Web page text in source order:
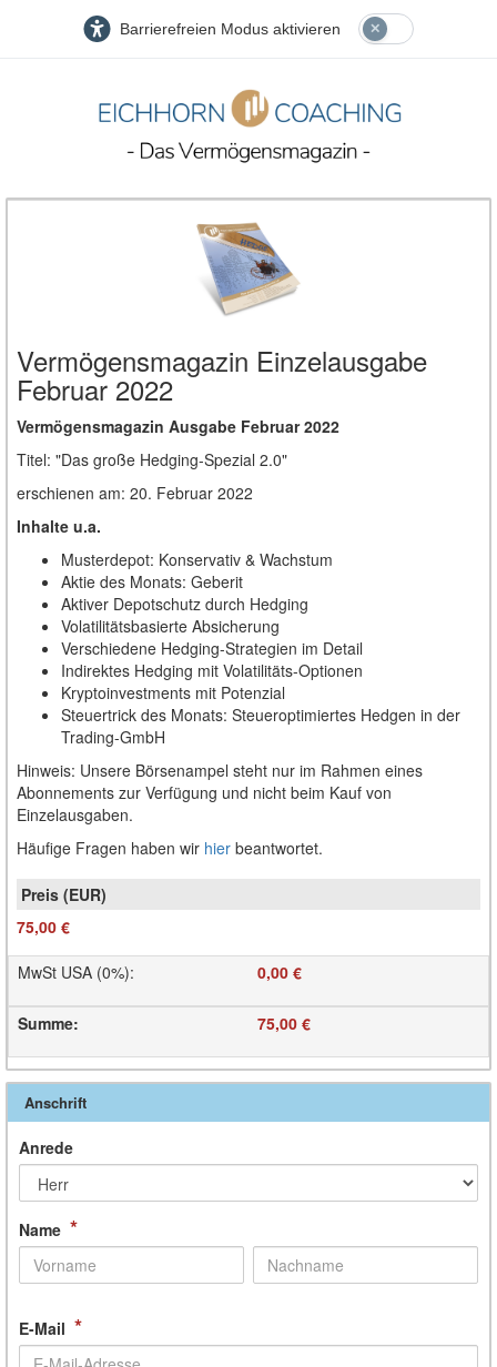
Barrierefreien Modus aktivieren
Vermögensmagazin Einzelausgabe
Februar 2022
Vermögensmagazin Ausgabe Februar 2022
Titel: "Das große Hedging-Spezial 2.0"
erschienen am: 20. Februar 2022
Inhalte u.a.
Musterdepot: Konservativ & Wachstum
Aktie des Monats: Geberit
Aktiver Depotschutz durch Hedging
Volatilitätsbasierte Absicherung
Verschiedene Hedging-Strategien im Detail
Indirektes Hedging mit Volatilitäts-Optionen
Kryptoinvestments mit Potenzial
Steuertrick des Monats: Steueroptimiertes Hedgen in der
Trading-GmbH
Hinweis: Unsere Börsenampel steht nur im Rahmen eines
Abonnements zur Verfügung und nicht beim Kauf von
Einzelausgaben.
Häufige Fragen haben wir hier beantwortet.
75,00 €
MwSt USA (0%): 0,00 €
Summe: 75,00 €
Anschrift
Anrede
Name *
E-Mail *